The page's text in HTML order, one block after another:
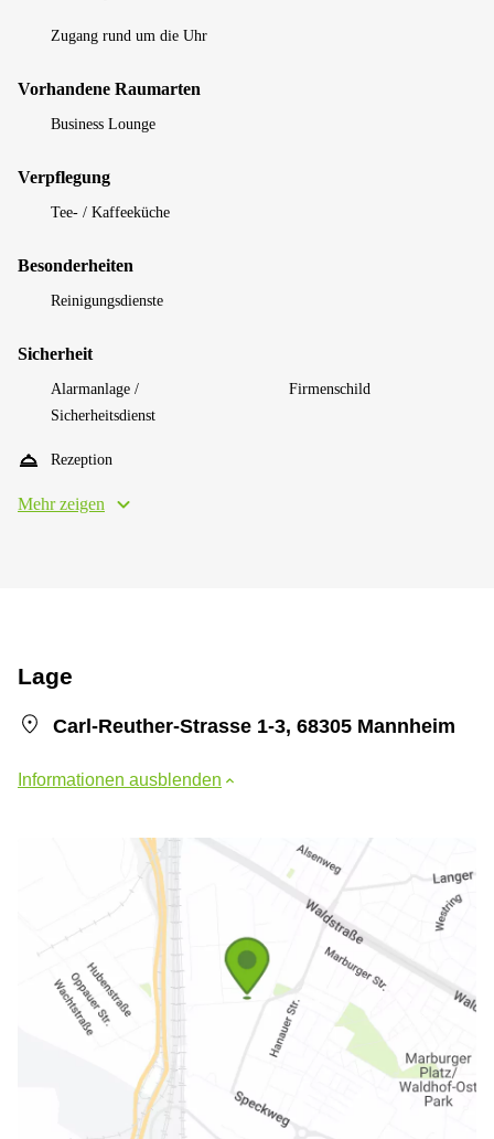
Zugang rund um die Uhr
Vorhandene Raumarten
Business Lounge
Verpflegung
Tee- / Kaffeeküche
Besonderheiten
Reinigungsdienste
Sicherheit
Alarmanlage /
Sicherheitsdienst
Firmenschild
Rezeption
Mehr zeigen
Lage
Carl-Reuther-Strasse 1-3, 68305 Mannheim
Informationen ausblenden